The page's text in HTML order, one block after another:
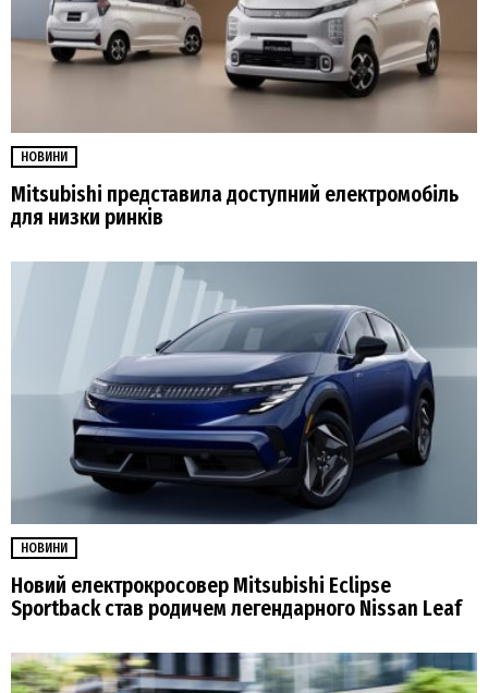
НОВИНИ
Mitsubishi представила доступний електромобіль
для низки ринків
НОВИНИ
Новий електрокросовер Mitsubishi Eclipse
Sportback став родичем легендарного Nissan Leaf